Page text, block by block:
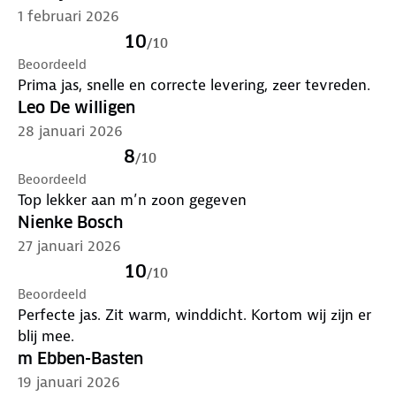
1 februari 2026
10/10
Beoordeeld
Prima jas, snelle en correcte levering, zeer tevreden.
Leo De willigen
28 januari 2026
8/10
Beoordeeld
Top lekker aan m’n zoon gegeven
Nienke Bosch
27 januari 2026
10/10
Beoordeeld
Perfecte jas. Zit warm, winddicht. Kortom wij zijn er
blij mee.
m Ebben-Basten
19 januari 2026